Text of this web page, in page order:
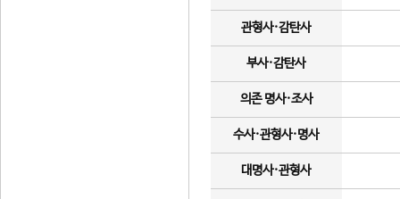
관형사·감탄사
부사·감탄사
의존 명사·조사
수사·관형사·명사
대명사·관형사